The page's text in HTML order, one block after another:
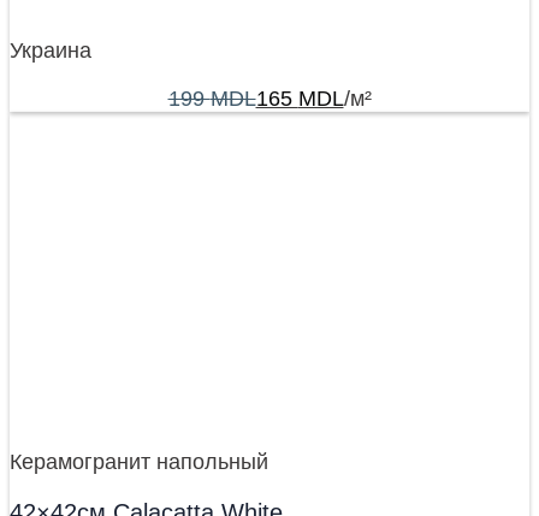
Украина
199MDL165 MDL/м²
Керамогранит напольный